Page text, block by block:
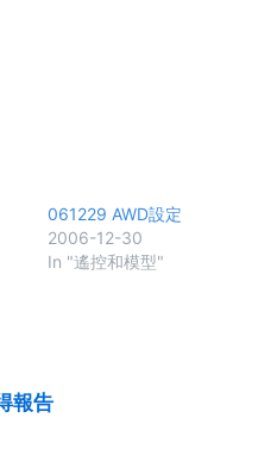
061229 AWD設定
2006-12-30
In "遙控和模型"
報告